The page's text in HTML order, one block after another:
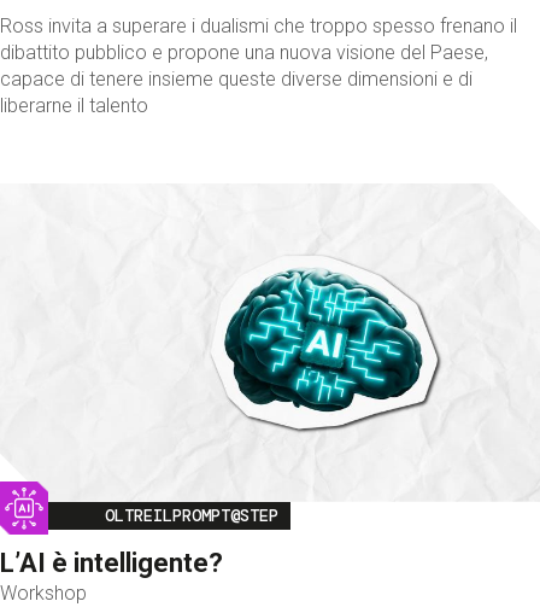
Ross invita a superare i dualismi che troppo spesso frenano il
dibattito pubblico e propone una nuova visione del Paese,
capace di tenere insieme queste diverse dimensioni e di
liberarne il talento
Image
OLTREILPROMPT@STEP
L’AI è intelligente?
Workshop